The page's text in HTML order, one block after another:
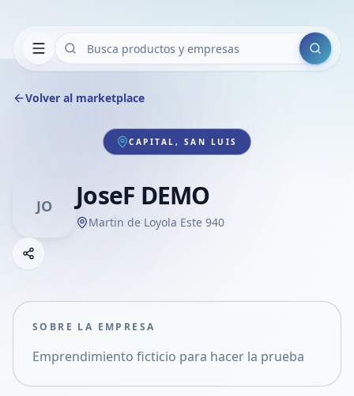
Buscar
Volver al marketplace
CAPITAL, SAN LUIS
JO JoseF DEMO
Martin de Loyola Este 940
Compartir empresa
Compartir en X
SOBRE LA EMPRESA
Emprendimiento ficticio para hacer la prueba